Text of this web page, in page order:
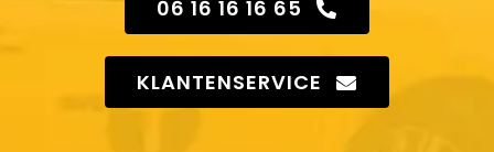
06 16 16 16 65
KLANTENSERVICE